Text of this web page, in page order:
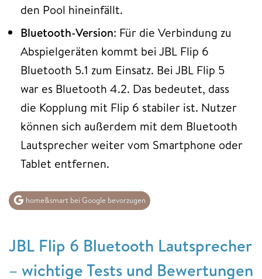
den Pool hineinfällt.
Bluetooth-Version: Für die Verbindung zu
Abspielgeräten kommt bei JBL Flip 6
Bluetooth 5.1 zum Einsatz. Bei JBL Flip 5
war es Bluetooth 4.2. Das bedeutet, dass
die Kopplung mit Flip 6 stabiler ist. Nutzer
können sich außerdem mit dem Bluetooth
Lautsprecher weiter vom Smartphone oder
Tablet entfernen.
home&smart bei Google bevorzugen
JBL Flip 6 Bluetooth Lautsprecher
– wichtige Tests und Bewertungen